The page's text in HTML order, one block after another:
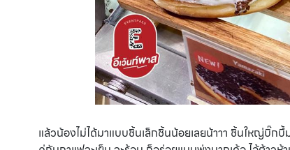
แล้วน้องไม่ได้มาแบบชิ้นเล็กชิ้นน้อยเลยน้าาา ชิ้นใหญ่บิ๊ก